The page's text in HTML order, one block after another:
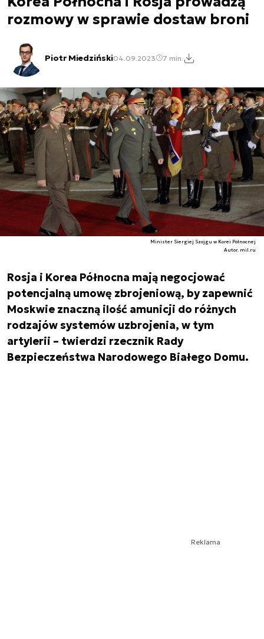
rozmowy w sprawie dostaw broni
Piotr Miedziński04.09.2023 7 min.
Minister Siergiej Szojgu w Korei Północnej
Autor. mil.ru
Rosja i Korea Północna mają negocjować
potencjalną umowę zbrojeniową, by zapewnić
Moskwie znaczną ilość amunicji do różnych
rodzajów systemów uzbrojenia, w tym
artylerii – twierdzi rzecznik Rady
Bezpieczeństwa Narodowego Białego Domu.
Reklama